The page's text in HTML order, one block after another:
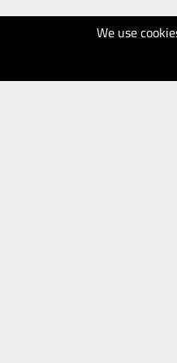
We use